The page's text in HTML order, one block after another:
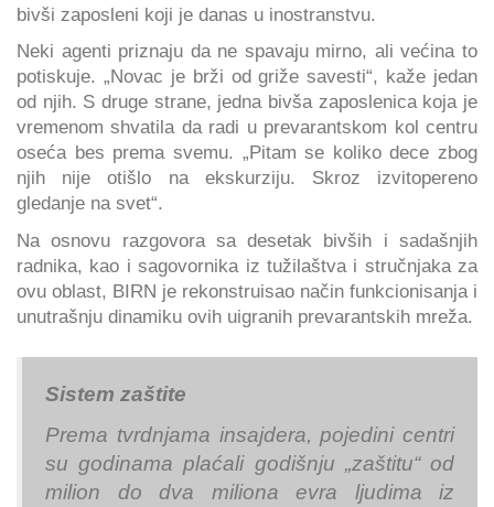
bivši zaposleni koji je danas u inostranstvu.
Neki agenti priznaju da ne spavaju mirno, ali većina to
potiskuje. „Novac je brži od griže savesti“, kaže jedan
od njih. S druge strane, jedna bivša zaposlenica koja je
vremenom shvatila da radi u prevarantskom kol centru
oseća bes prema svemu. „Pitam se koliko dece zbog
njih nije otišlo na ekskurziju. Skroz izvitopereno
gledanje na svet“.
Na osnovu razgovora sa desetak bivših i sadašnjih
radnika, kao i sagovornika iz tužilaštva i stručnjaka za
ovu oblast, BIRN je rekonstruisao način funkcionisanja i
unutrašnju dinamiku ovih uigranih prevarantskih mreža.
Sistem zaštite
Prema tvrdnjama insajdera, pojedini centri
su godinama plaćali godišnju „zaštitu“ od
milion do dva miliona evra ljudima iz